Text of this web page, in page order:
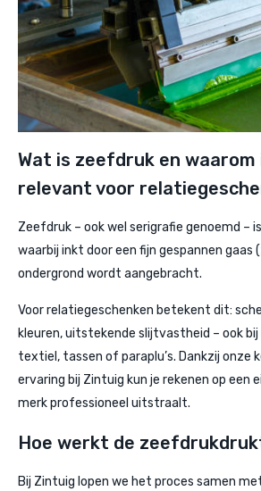
Wat is zeefdruk en waarom
relevant voor
Zeefdruk – ook wel serigrafie genoemd –
waarbij inkt door een fijn gespannen gaas
ondergrond wordt aangebracht.
Voor relatiegeschenken betekent dit:
kleuren, uitstekende slijtvastheid – ook bij
textiel, tassen of paraplu’s. Dankzij onze
ervaring bij Zintuig kun je rekenen op een
merk professioneel uitstraalt.
Hoe werkt de
Bij Zintuig lopen we het proces samen